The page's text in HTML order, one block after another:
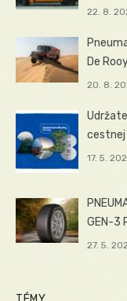
22. 8.
De
20. 8.
cestnej
17. 5.
GEN-3
27. 5.